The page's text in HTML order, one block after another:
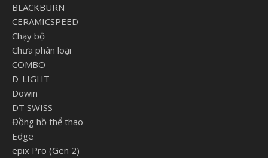
BLACKBURN
CERAMICSPEED
Chạy bộ
Chưa phân loại
COMBO
D-LIGHT
Dowin
DT SWISS
Đồng hồ thể thao
Edge
epix Pro (Gen 2)